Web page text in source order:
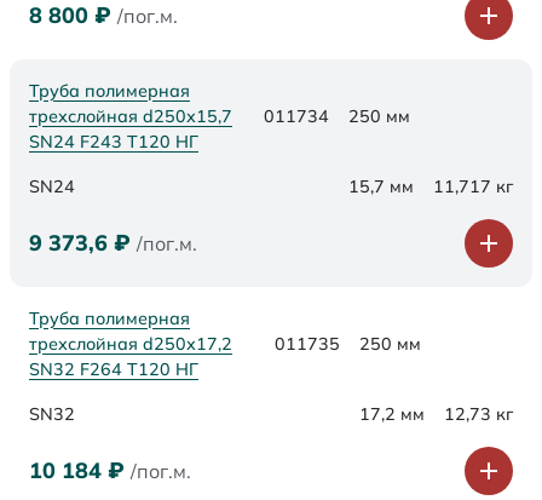
8 800 ₽ /пог.м.
Труба полимерная
трехслойная d250х15,7
SN24 F243 Т120 НГ
011734 250 мм
SN24 15,7 мм 11,717 кг
9 373,6 ₽ /пог.м.
Труба полимерная
трехслойная d250х17,2
SN32 F264 Т120 НГ
011735 250 мм
SN32 17,2 мм 12,73 кг
10 184 ₽ /пог.м.